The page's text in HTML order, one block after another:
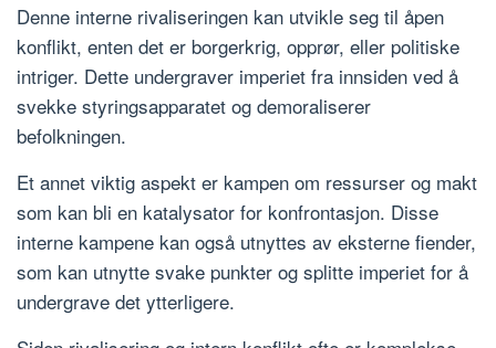
Denne interne rivaliseringen kan utvikle seg til åpen
konflikt, enten det er borgerkrig, opprør, eller politiske
intriger. Dette undergraver imperiet fra innsiden ved å
svekke styringsapparatet og demoraliserer
befolkningen.
Et annet viktig aspekt er kampen om ressurser og makt
som kan bli en katalysator for konfrontasjon. Disse
interne kampene kan også utnyttes av eksterne fiender,
som kan utnytte svake punkter og splitte imperiet for å
undergrave det ytterligere.